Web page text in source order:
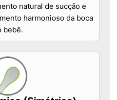
natural de sucção e
harmonioso da boca
bebê.